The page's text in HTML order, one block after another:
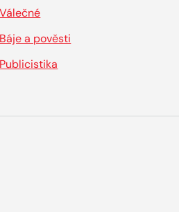
Válečné
Báje a pověsti
Publicistika